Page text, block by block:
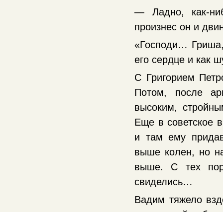
— Ладно, как-
произнес он и
«Господи…
его сердце и как
С Григорием
Потом, после
высоким,
Еще в советское
и там ему
выше колен, но
выше. С тех
свиделись…
Вадим тяжело